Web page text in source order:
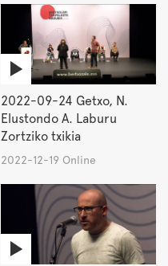
2022-09-24 Getxo, N.
Elustondo A. Laburu
Zortziko txikia
2022-12-19 Online